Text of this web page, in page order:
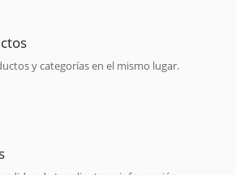
y categorías en el mismo lugar.